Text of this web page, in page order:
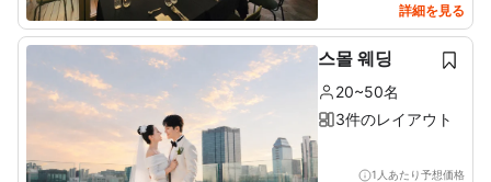
詳細を見る
스몰 웨딩
20~50名
3件のレイアウト
1人あたり予想価格